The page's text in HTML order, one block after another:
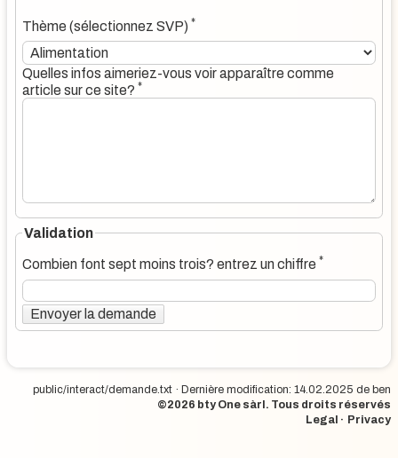
Thème (sélectionnez SVP)*
Quelles infos aimeriez-vous voir apparaître comme
article sur ce site?*
Validation
Combien font sept moins trois? entrez un chiffre*
Envoyer la demande
public/interact/demande.txt · Dernière modification: 14.02.2025 deben
©2026 bty One sàrl. Tous droits réservés
·